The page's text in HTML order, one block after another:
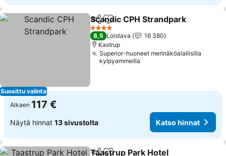
Suosittu valinta
Jaa Lisää suosikkeihin
Scandic CPH Strandpark
4 Tähtiluokitus
8,5 Loistava
16 380
Kastrup
Superior-huoneet merinäköalallisilla
kylpyammeilla
Alkaen 117 €
Näytä hinnat 13 sivustolta Katso hinnat
Taastrup Park Hotel